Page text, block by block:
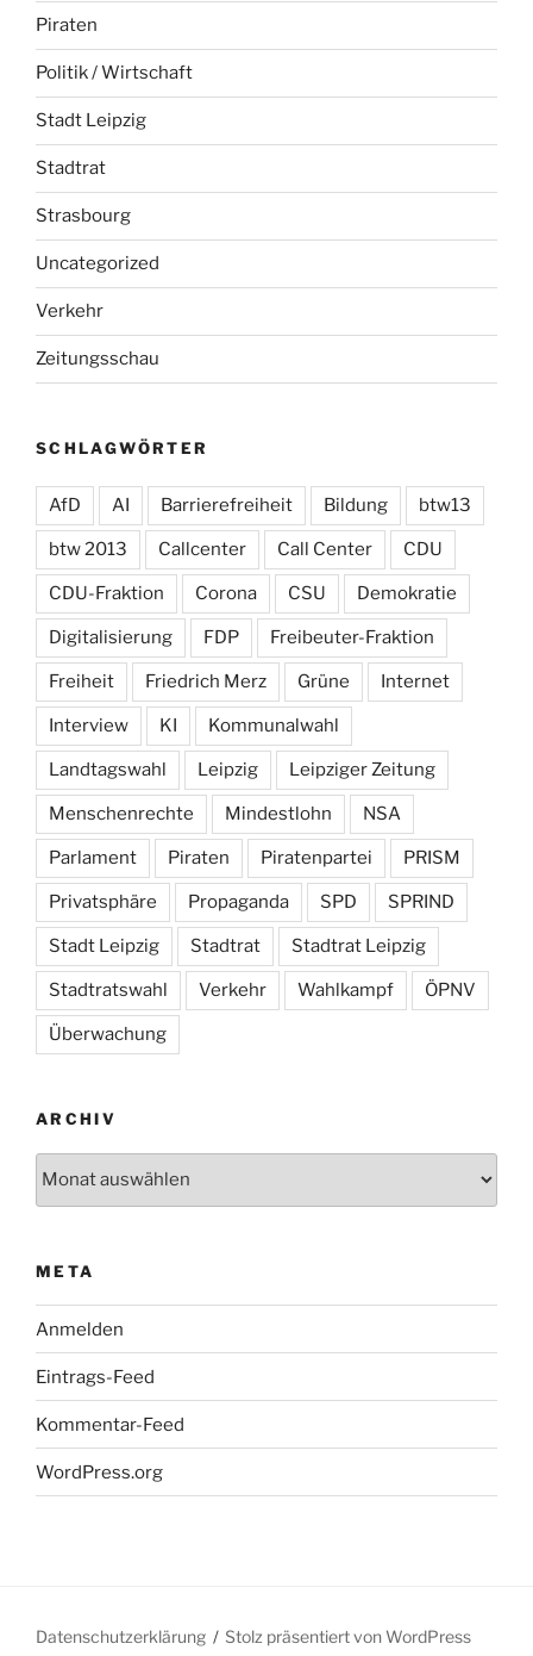
Piraten
Politik / Wirtschaft
Stadt Leipzig
Stadtrat
Strasbourg
Uncategorized
Verkehr
Zeitungsschau
SCHLAGWÖRTER
AfD AI Barrierefreiheit Bildung btw13
btw 2013 Callcenter Call Center CDU
CDU-Fraktion Corona CSU Demokratie
Digitalisierung FDP Freibeuter-Fraktion
Freiheit Friedrich Merz Grüne Internet
Interview KI Kommunalwahl
Landtagswahl Leipzig Leipziger Zeitung
Menschenrechte Mindestlohn NSA
Parlament Piraten Piratenpartei PRISM
Privatsphäre Propaganda SPD SPRIND
Stadt Leipzig Stadtrat Stadtrat Leipzig
Stadtratswahl Verkehr Wahlkampf ÖPNV
Überwachung
ARCHIV
META
Anmelden
Eintrags-Feed
Kommentar-Feed
WordPress.org
Datenschutzerklärung Stolz präsentiert von WordPress